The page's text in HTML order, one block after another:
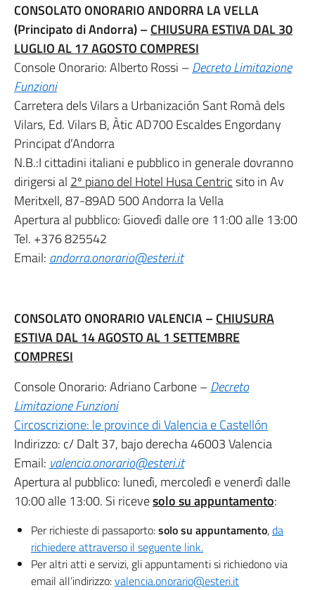
CONSOLATO ONORARIO ANDORRA LA VELLA
(Principato di Andorra) – CHIUSURA ESTIVA DAL 30
LUGLIO AL 17 AGOSTO COMPRESI
Console Onorario: Alberto Rossi –Decreto Limitazione
Funzioni
Carretera dels Vilars a Urbanización Sant Romà dels
Vilars, Ed. Vilars B, Àtic AD700 Escaldes Engordany
Principat d’Andorra
N.B.:I cittadini italiani e pubblico in generale dovranno
dirigersi al 2º piano del Hotel Husa Centricsito in Av
Meritxell, 87-89AD 500 Andorra la Vella
Apertura al pubblico: Giovedì dalle ore 11:00 alle 13:00
Tel. +376 825542
Email: andorra.onorario@esteri.it
CONSOLATO ONORARIO VALENCIA – CHIUSURA
ESTIVA DAL 14 AGOSTO AL 1 SETTEMBRE
COMPRESI
Console Onorario: Adriano Carbone –Decreto
Limitazione Funzioni
Circoscrizione: le province di Valencia e Castellón
Indirizzo: c/ Dalt 37, bajo derecha 46003 Valencia
Email: valencia.onorario@esteri.it
Apertura al pubblico: lunedì, mercoledì e venerdì dalle
10:00 alle 13:00. Si ricevesolo su appuntamento:
Per richieste di passaporto:solo su appuntamento,da
richiedere attraverso il seguente link.
Per altri atti e servizi, gli appuntamenti si richiedono via
email all’indirizzo:valencia.onorario@esteri.it